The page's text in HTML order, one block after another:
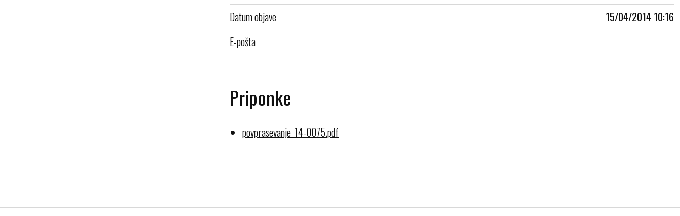
Datum objave
15/04/2014 10:16
E-pošta
Priponke
povprasevanje_14-0075.pdf